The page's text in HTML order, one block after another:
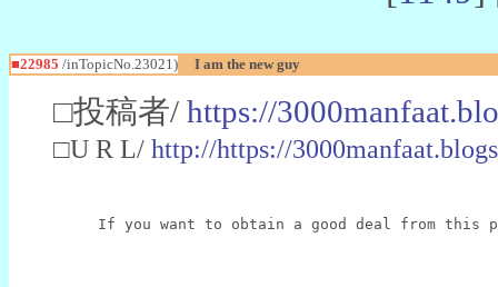
■22985 /inTopicNo.23021) I am the new guy
□投稿者/ https://
□U R L/ http://https://
If you want to obtain a good deal from this